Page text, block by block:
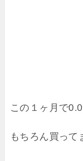
この１ヶ月で
もちろん買って